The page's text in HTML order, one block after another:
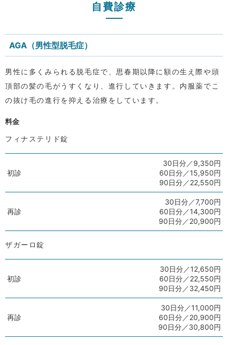
自費診療
AGA（男性型脱毛症）
男性に多くみられる脱毛症で、思春期以降に額の生え際や頭
頂部の髪の毛がうすくなり、進行していきます。内服薬でこ
の抜け毛の進行を抑える治療をしています。
料金
フィナステリド錠
初診
30日分／9,350円
60日分／15,950円
90日分／22,550円
再診
30日分／7,700円
60日分／14,300円
90日分／20,900円
ザガーロ錠
初診
30日分／12,650円
60日分／22,550円
90日分／32,450円
再診
30日分／11,000円
60日分／20,900円
90日分／30,800円